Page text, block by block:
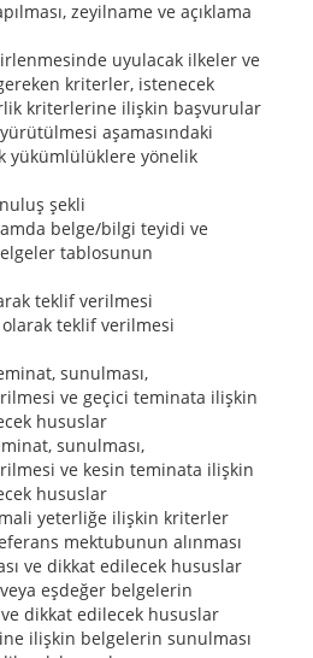
zeyilname ve açıklama
uyulacak ilkeler ve
kriterler, istenecek
kriterlerine ilişkin başvurular
aşamasındaki
yükümlülüklere yönelik
şekli
belge/bilgi teyidi ve
tablosunun
teklif verilmesi
teklif verilmesi
sunulması,
ve geçici teminata ilişkin
hususlar
sunulması,
ve kesin teminata ilişkin
hususlar
yeterliğe ilişkin kriterler
mektubunun alınması
ve dikkat edilecek hususlar
eşdeğer belgelerin
dikkat edilecek hususlar
ilişkin belgelerin sunulması